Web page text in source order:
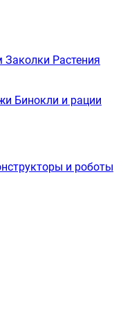
Заколки Растения
Бинокли и рации
и роботы